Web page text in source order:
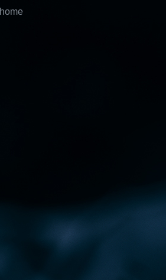
home